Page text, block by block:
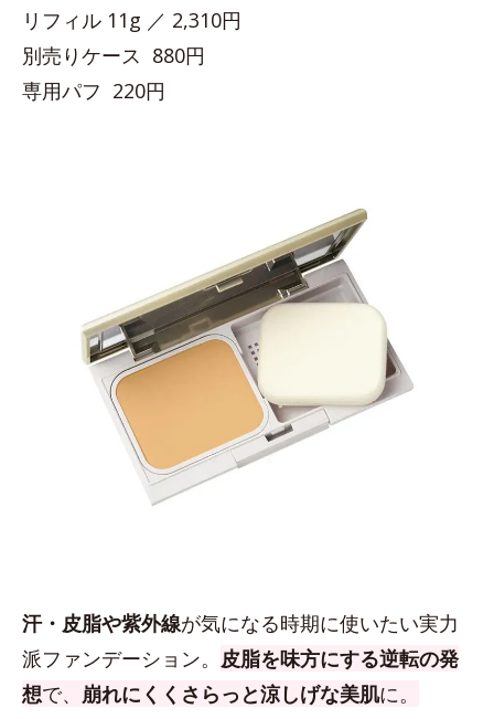
リフィル 11g ／ 2,310円
別売りケース 880円
専用パフ 220円
汗・皮脂や紫外線が気になる時期に使いたい実力
派ファンデーション。 皮脂を味方にする逆転の発
想で、 崩れにくくさらっと涼しげな美肌に。